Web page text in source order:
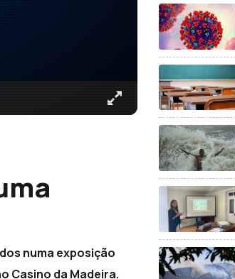
numa exposição
Casino da Madeira.